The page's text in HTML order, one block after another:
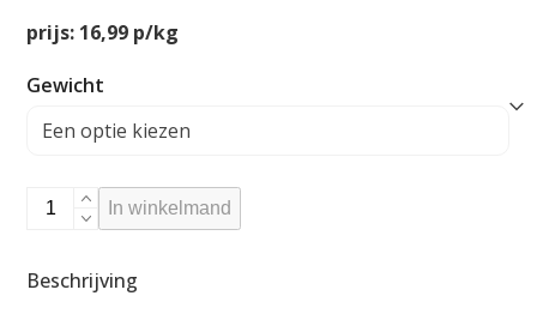
prijs: 16,99 p/kg
Gewicht
Kruidenkaas
In winkelmand
Beschrijving